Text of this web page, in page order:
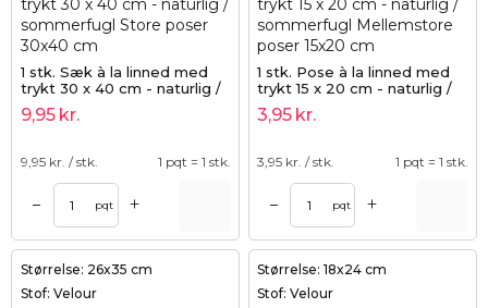
1 stk. Sæk à la linned med
trykt 30 x 40 cm - naturlig /
sommerfugl
9,95 kr.
9,95 kr. / stk. 1 pqt = 1 stk.
– pqt +
1 stk. Pose à la linned med
trykt 15 x 20 cm - naturlig /
sommerfugl
3,95 kr.
3,95 kr. / stk. 1 pqt = 1 stk.
– pqt +
Størrelse: 26x35 cm
Stof: Velour
Størrelse: 18x24 cm
Stof: Velour